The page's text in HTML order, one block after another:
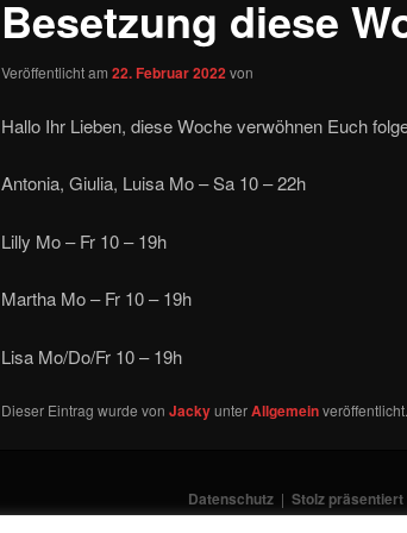
Besetzung diese
Veröffentlicht am22. Februar 2022 von
Hallo Ihr Lieben, diese Woche verwöhnen Euch
Antonia, Giulia, Luisa Mo – Sa 10 – 22h
Lilly Mo – Fr 10 – 19h
Martha Mo – Fr 10 – 19h
Lisa Mo/Do/Fr 10 – 19h
Dieser Eintrag wurde vonJackyunterAllgemein
Datenschutz Stolz